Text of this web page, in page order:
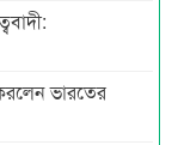
ভারতের